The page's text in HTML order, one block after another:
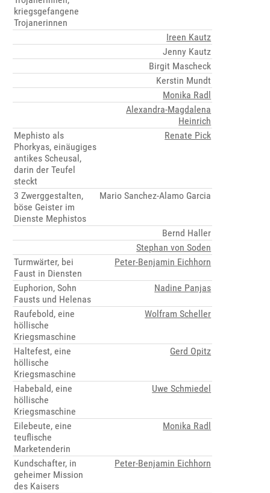
kriegsgefangene
Trojanerinnen
Ireen Kautz
Jenny Kautz
Birgit Mascheck
Kerstin Mundt
Monika Radl
Alexandra-Magdalena
Heinrich
Mephisto als
Phorkyas, einäugiges
antikes Scheusal,
darin der Teufel
steckt
Renate Pick
3 Zwerggestalten,
böse Geister im
Dienste Mephistos
Mario Sanchez-Alamo Garcia
Bernd Haller
Stephan von Soden
Turmwärter, bei
Faust in Diensten
Peter-Benjamin Eichhorn
Euphorion, Sohn
Fausts und Helenas
Nadine Panjas
Raufebold, eine
höllische
Kriegsmaschine
Wolfram Scheller
Haltefest, eine
höllische
Kriegsmaschine
Gerd Opitz
Habebald, eine
höllische
Kriegsmaschine
Uwe Schmiedel
Eilebeute, eine
teuflische
Marketenderin
Monika Radl
Kundschafter, in
geheimer Mission
des Kaisers
Peter-Benjamin Eichhorn